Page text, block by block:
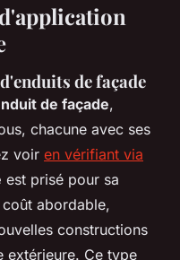
de façade
de façade,
chacune avec ses
voir en vérifiant via
est prisé pour sa
abordable,
constructions
extérieure. Ce type